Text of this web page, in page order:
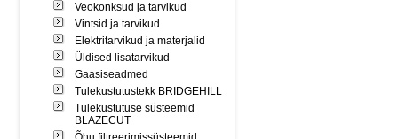
Veokonksud ja tarvikud
Vintsid ja tarvikud
Elektritarvikud ja materjalid
Üldised lisatarvikud
Gaasiseadmed
Tulekustutustekk BRIDGEHILL
Tulekustutuse süsteemid
BLAZECUT